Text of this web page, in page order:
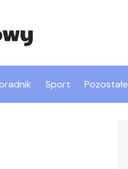
Sport Pozostałe